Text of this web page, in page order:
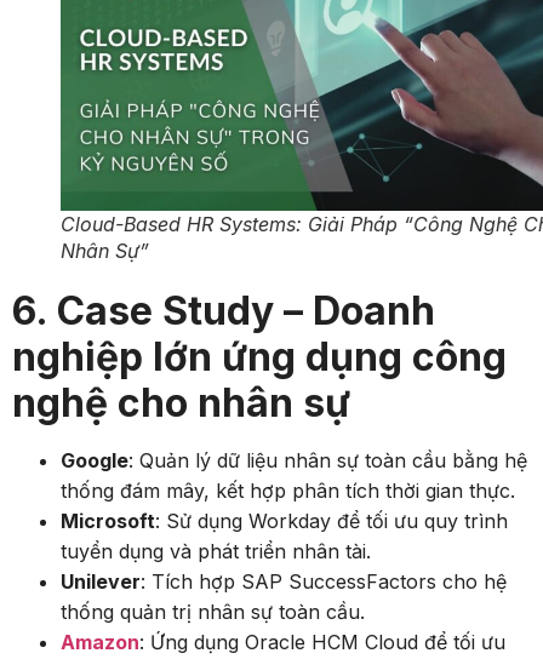
Cloud-Based HR Systems: Giải Pháp “Công Nghệ
Nhân Sự”
6. Case Study – Doanh
nghiệp lớn ứng dụng công
nghệ cho nhân sự
Google: Quản lý dữ liệu nhân sự toàn cầu bằng hệ
thống đám mây, kết hợp phân tích thời gian thực.
Microsoft: Sử dụng Workday để tối ưu quy trình
tuyển dụng và phát triển nhân tài.
Unilever: Tích hợp SAP SuccessFactors cho hệ
thống quản trị nhân sự toàn cầu.
Amazon: Ứng dụng Oracle HCM Cloud để tối ưu